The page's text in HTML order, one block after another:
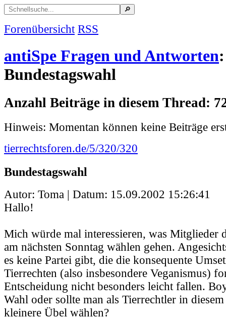
Forenübersicht RSS
antiSpe Fragen und Antworten:
Bundestagswahl
Anzahl Beiträge in diesem Thread:
Hinweis: Momentan können keine Beiträge
tierrechtsforen.de/5/320/320
Bundestagswahl
Autor: Toma | Datum: 15.09.2002 15:26:41
Hallo!
Mich würde mal interessieren, was Mitglieder
am nächsten Sonntag wählen gehen.
es keine Partei gibt, die die konsequente
Tierrechten (also insbesondere Veganismus)
Entscheidung nicht besonders leicht fallen.
Wahl oder sollte man als Tierrechtler in
kleinere Übel wählen?